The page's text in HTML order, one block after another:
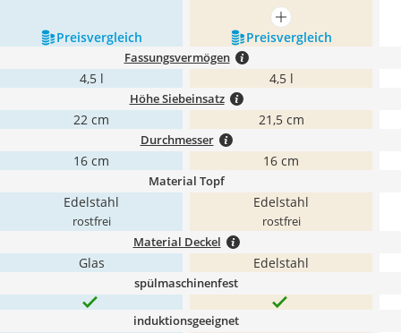
mehr anzeigen
Preis­vergleich
Preis­vergleich
Fassungsvermögen
4,5 l 4,5 l
Höhe Siebeinsatz
22 cm 21,5 cm
Durchmesser
16 cm 16 cm
Material Topf
Edelstahl
rostfrei
Edelstahl
rostfrei
Material Deckel
Glas Edelstahl
spülmaschinenfest
induktionsgeeignet